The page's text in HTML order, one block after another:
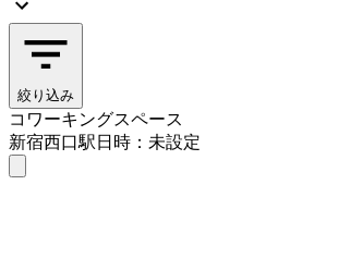
絞り込み
コワーキングスペース
新宿西口駅日時：未設定